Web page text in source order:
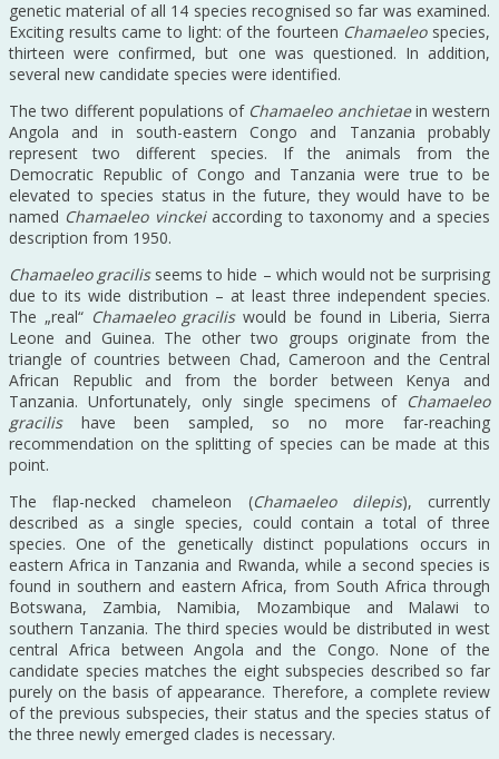
genetic material of all 14 species recognised so far was examined.
Exciting results came to light: of the fourteen Chamaeleospecies,
thirteen were confirmed, but one was questioned. In addition,
several new candidate species were identified.
The two different populations of Chamaeleo anchietaein western
Angola and in south-eastern Congo and Tanzania probably
represent two different species. If the animals from the
Democratic Republic of Congo and Tanzania were true to be
elevated to species status in the future, they would have to be
named Chamaeleo vinckeiaccording to taxonomy and a species
description from 1950.
Chamaeleo gracilisseems to hide – which would not be surprising
due to its wide distribution – at least three independent species.
The „real“ Chamaeleo graciliswould be found in Liberia, Sierra
Leone and Guinea. The other two groups originate from the
triangle of countries between Chad, Cameroon and the Central
African Republic and from the border between Kenya and
Tanzania. Unfortunately, only single specimens ofChamaeleo
gracilishave been sampled, so no more far-reaching
recommendation on the splitting of species can be made at this
point.
The flap-necked chameleon (Chamaeleo dilepis), currently
described as a single species, could contain a total of three
species. One of the genetically distinct populations occurs in
eastern Africa in Tanzania and Rwanda, while a second species is
found in southern and eastern Africa, from South Africa through
Botswana, Zambia, Namibia, Mozambique and Malawi to
southern Tanzania. The third species would be distributed in west
central Africa between Angola and the Congo. None of the
candidate species matches the eight subspecies described so far
purely on the basis of appearance. Therefore, a complete review
of the previous subspecies, their status and the species status of
the three newly emerged clades is necessary.